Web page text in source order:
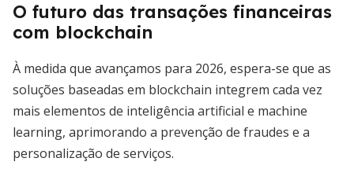
O futuro das transações financeiras
com blockchain
À medida que avançamos para 2026, espera-se que as
soluções baseadas em blockchain integrem cada vez
mais elementos de inteligência artificial e machine
learning, aprimorando a prevenção de fraudes e a
personalização de serviços.